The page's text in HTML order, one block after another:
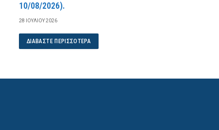
10/08/2026).
28 ΙΟΥΛΊΟΥ 2026
ΔΙΑΒΆΣΤΕ ΠΕΡΙΣΣΌΤΕΡΑ